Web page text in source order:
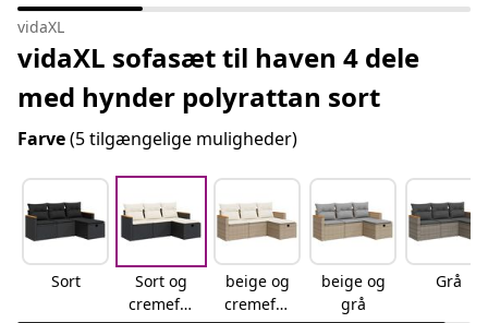
vidaXL
vidaXL sofasæt til haven 4 dele
med hynder polyrattan sort
Farve(5 tilgængelige muligheder)
Sort
Sort og
cremefar
beige og
cremefar
beige og
grå
Grå